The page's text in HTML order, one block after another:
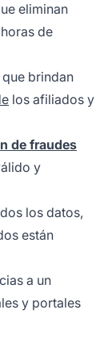
eliminan
de
que brindan
los afiliados y
de fraudes
y
los datos,
están
a un
y portales